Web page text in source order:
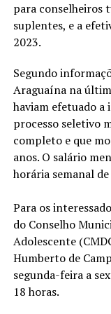
para conselheiros
suplentes, e a
2023.
Segundo
Araguaína na
haviam efetuado
processo seletivo
completo e que
anos. O salário
horária semanal
Para os
do Conselho
Adolescente
Humberto de
segunda-feira a
18 horas.